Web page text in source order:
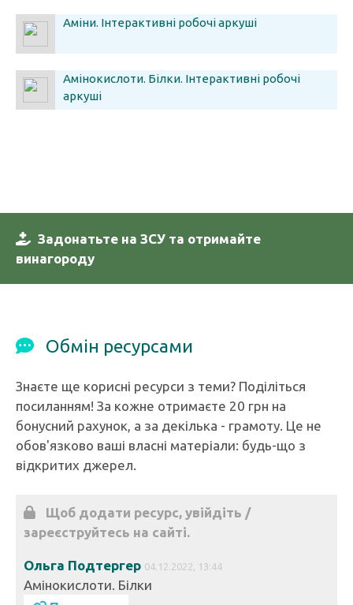
Аміни. Інтерактивні робочі аркуші
Амінокислоти. Білки. Інтерактивні робочі
аркуші
Задонатьте на ЗСУ та отримайте
винагороду
Обмін ресурсами
Знаєте ще корисні ресурси з теми? Поділіться
посиланням! За кожне отримаєте 20 грн на
бонусний рахунок, а за декілька - грамоту. Це не
обов'язково ваші власні матеріали: будь-що з
відкритих джерел.
Щоб додати ресурс, увійдіть /
зареєструйтесь на сайті.
Ольга Подтергер 04.12.2022, 13:44
Амінокислоти. Білки